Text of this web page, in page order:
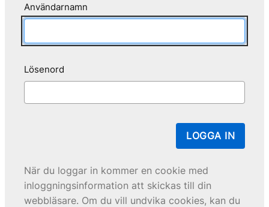
Användarnamn
Lösenord
LOGGA IN
När du loggar in kommer en cookie med
inloggningsinformation att skickas till din
webbläsare. Om du vill undvika cookies, kan du